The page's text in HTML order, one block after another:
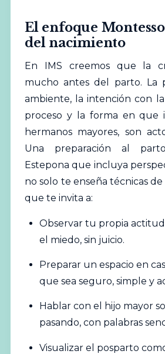
El enfoque
del nacimiento
En IMS creemos que la
mucho antes del parto. La
ambiente, la intención con
proceso y la forma en que
hermanos mayores, son
Una preparación al
Estepona que incluya
no solo te enseña técnicas de
que te invita a:
Observar tu propia
el miedo, sin juicio.
Preparar un espacio en
que sea seguro, simple y
Hablar con el hijo mayor
pasando, con palabras
Visualizar el posparto